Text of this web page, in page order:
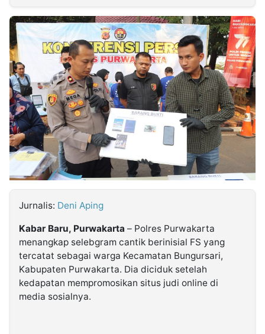
INDONESIA
Partner
Insight
NTB
Suara
Time
Lens
IDN
Daily
Jogja
Jalan
Rakyat
Idealita
News
Kita
Notice
Dinamikapost.com
Radar
Baru
Seedbacklink
Follow
Kabarbaru
Jurnalis: Deni Aping
Kabar Baru, Purwakarta – Polres Purwakarta
menangkap selebgram cantik berinisial FS yang
tercatat sebagai warga Kecamatan Bungursari,
Kabupaten Purwakarta. Dia diciduk setelah
kedapatan mempromosikan situs judi online di
media sosialnya.